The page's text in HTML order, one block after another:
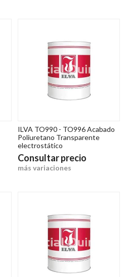
ILVA TO990 - TO996 Acabado
Poliuretano Transparente
electrostático
Consultar precio
más variaciones